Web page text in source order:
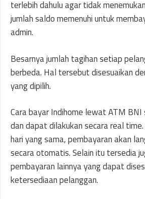
terlebih dahulu agar tidak
jumlah saldo memenuhi untuk
admin.
Besarnya jumlah tagihan setiap
berbeda. Hal tersebut disesuaikan
yang dipilih.
Cara bayar Indihome lewat ATM
dan dapat dilakukan secara real
hari yang sama, pembayaran akan
secara otomatis. Selain itu tersedia
pembayaran lainnya yang dapat
ketersediaan pelanggan.